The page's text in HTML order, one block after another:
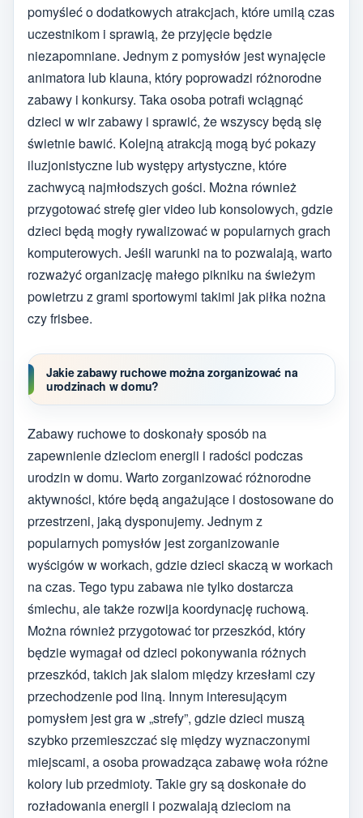
pomyśleć o dodatkowych atrakcjach, które umilą czas
uczestnikom i sprawią, że przyjęcie będzie
niezapomniane. Jednym z pomysłów jest wynajęcie
animatora lub klauna, który poprowadzi różnorodne
zabawy i konkursy. Taka osoba potrafi wciągnąć
dzieci w wir zabawy i sprawić, że wszyscy będą się
świetnie bawić. Kolejną atrakcją mogą być pokazy
iluzjonistyczne lub występy artystyczne, które
zachwycą najmłodszych gości. Można również
przygotować strefę gier video lub konsolowych, gdzie
dzieci będą mogły rywalizować w popularnych grach
komputerowych. Jeśli warunki na to pozwalają, warto
rozważyć organizację małego pikniku na świeżym
powietrzu z grami sportowymi takimi jak piłka nożna
czy frisbee.
Jakie zabawy ruchowe można zorganizować na
urodzinach w domu?
Zabawy ruchowe to doskonały sposób na
zapewnienie dzieciom energii i radości podczas
urodzin w domu. Warto zorganizować różnorodne
aktywności, które będą angażujące i dostosowane do
przestrzeni, jaką dysponujemy. Jednym z
popularnych pomysłów jest zorganizowanie
wyścigów w workach, gdzie dzieci skaczą w workach
na czas. Tego typu zabawa nie tylko dostarcza
śmiechu, ale także rozwija koordynację ruchową.
Można również przygotować tor przeszkód, który
będzie wymagał od dzieci pokonywania różnych
przeszkód, takich jak slalom między krzesłami czy
przechodzenie pod liną. Innym interesującym
pomysłem jest gra w „strefy”, gdzie dzieci muszą
szybko przemieszczać się między wyznaczonymi
miejscami, a osoba prowadząca zabawę woła różne
kolory lub przedmioty. Takie gry są doskonałe do
rozładowania energii i pozwalają dzieciom na